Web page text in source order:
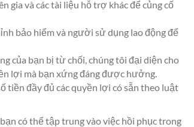
gia và các tài liệu hỗ trợ khác để củng cố
bảo hiểm và người sử dụng lao động để
của bạn bị từ chối, chúng tôi đại diện cho
lợi mà bạn xứng đáng được hưởng.
tiền đầy đủ các quyền lợi có sẵn theo luật
có thể tập trung vào việc hồi phục trong